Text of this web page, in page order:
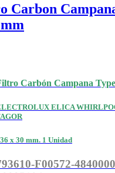
Carbon
Carbón Campana
ELICA
x 30 mm. 1 Unidad
F00572-